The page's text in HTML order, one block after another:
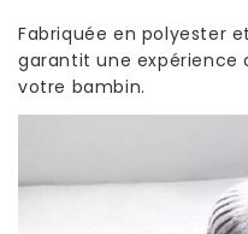
Fabriquée en polyester
garantit une expérience
votre bambin.